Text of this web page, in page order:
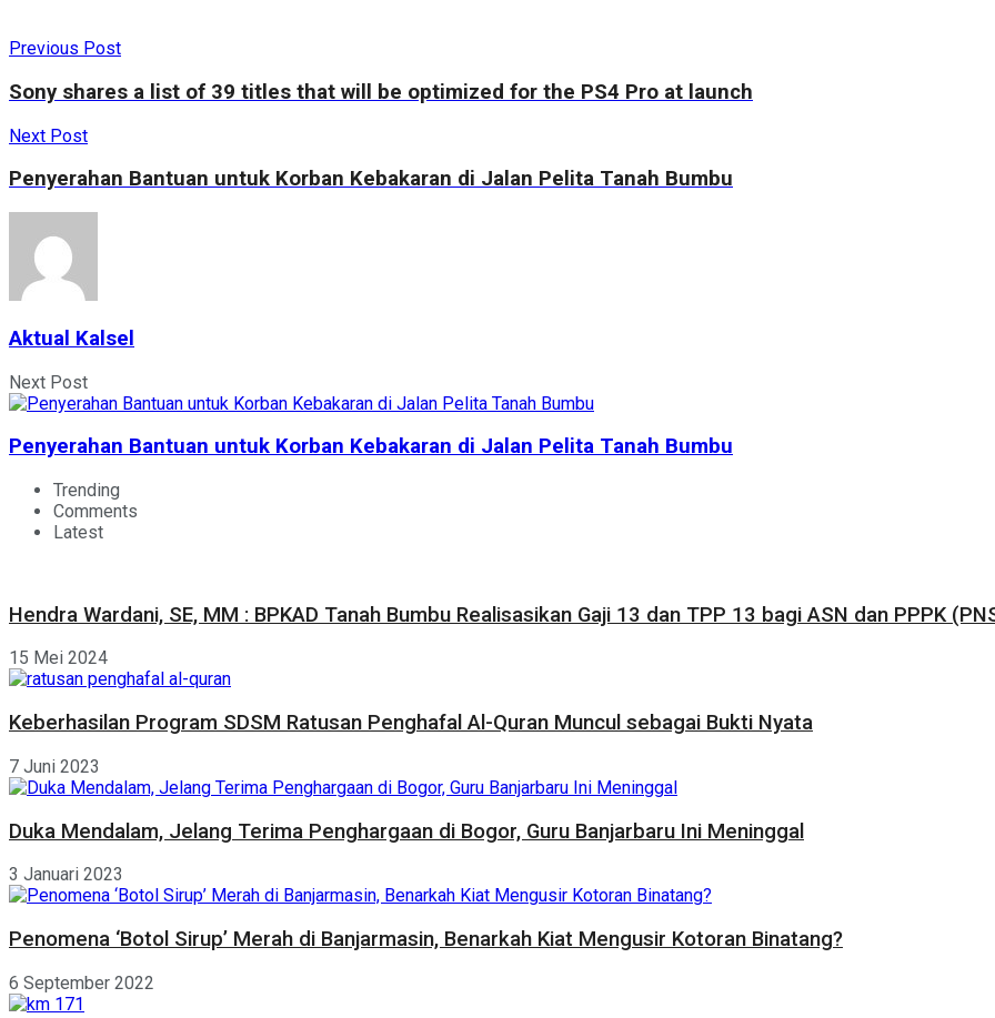
Previous Post
Sony shares a list of 39 titles that will be optimized for the PS4 Pro at launch
Next Post
Penyerahan Bantuan untuk Korban Kebakaran di Jalan Pelita Tanah Bumbu
Aktual Kalsel
Next Post
Penyerahan Bantuan untuk Korban Kebakaran di Jalan Pelita Tanah Bumbu
Trending
Comments
Latest
Hendra Wardani, SE, MM : BPKAD Tanah Bumbu Realisasikan Gaji 13 dan TPP 13 bagi ASN dan PPPK
15 Mei 2024
Keberhasilan Program SDSM Ratusan Penghafal Al-Quran Muncul sebagai Bukti Nyata
7 Juni 2023
Duka Mendalam, Jelang Terima Penghargaan di Bogor, Guru Banjarbaru Ini Meninggal
3 Januari 2023
Penomena ‘Botol Sirup’ Merah di Banjarmasin, Benarkah Kiat Mengusir Kotoran Binatang?
6 September 2022